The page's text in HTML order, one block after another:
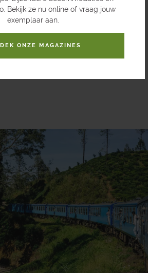
Bekijk ze nu online of vraag jouw
exemplaar aan.
ONZE MAGAZINES
Eliya ook wel bekend als het ‘Little
De omgeving is prachtig! Bergen,
wisselen elkaar af. De Britste
De huisjes lijken op Engelse
de welgekende Queen Anne-stijl. In
we er een theefabriek en proeven we